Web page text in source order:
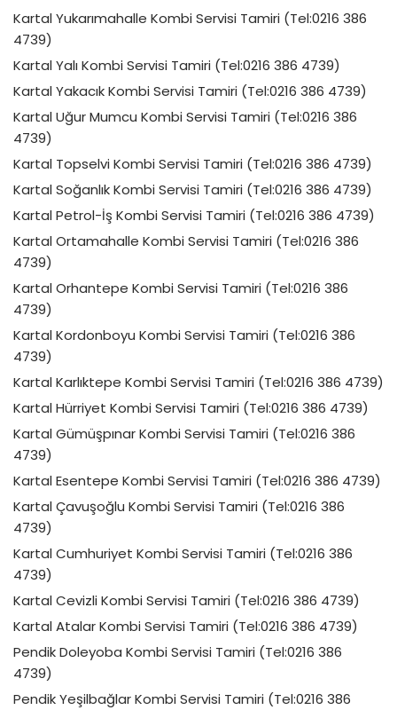
Kartal Yukarımahalle Kombi Servisi Tamiri (Tel:0216 386
4739)
Kartal Yalı Kombi Servisi Tamiri (Tel:0216 386 4739)
Kartal Yakacık Kombi Servisi Tamiri (Tel:0216 386 4739)
Kartal Uğur Mumcu Kombi Servisi Tamiri (Tel:0216 386
4739)
Kartal Topselvi Kombi Servisi Tamiri (Tel:0216 386 4739)
Kartal Soğanlık Kombi Servisi Tamiri (Tel:0216 386 4739)
Kartal Petrol-İş Kombi Servisi Tamiri (Tel:0216 386 4739)
Kartal Ortamahalle Kombi Servisi Tamiri (Tel:0216 386
4739)
Kartal Orhantepe Kombi Servisi Tamiri (Tel:0216 386
4739)
Kartal Kordonboyu Kombi Servisi Tamiri (Tel:0216 386
4739)
Kartal Karlıktepe Kombi Servisi Tamiri (Tel:0216 386 4739)
Kartal Hürriyet Kombi Servisi Tamiri (Tel:0216 386 4739)
Kartal Gümüşpınar Kombi Servisi Tamiri (Tel:0216 386
4739)
Kartal Esentepe Kombi Servisi Tamiri (Tel:0216 386 4739)
Kartal Çavuşoğlu Kombi Servisi Tamiri (Tel:0216 386
4739)
Kartal Cumhuriyet Kombi Servisi Tamiri (Tel:0216 386
4739)
Kartal Cevizli Kombi Servisi Tamiri (Tel:0216 386 4739)
Kartal Atalar Kombi Servisi Tamiri (Tel:0216 386 4739)
Pendik Doleyoba Kombi Servisi Tamiri (Tel:0216 386
4739)
Pendik Yeşilbağlar Kombi Servisi Tamiri (Tel:0216 386